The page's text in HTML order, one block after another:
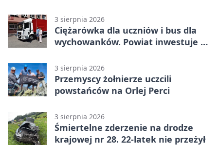
3 sierpnia 2026
Ciężarówka dla uczniów i bus dla
wychowanków. Powiat inwestuje w
3 sierpnia 2026
Przemyscy żołnierze uczcili
powstańców na Orlej Perci
3 sierpnia 2026
Śmiertelne zderzenie na drodze
krajowej nr 28. 22-latek nie przeżył